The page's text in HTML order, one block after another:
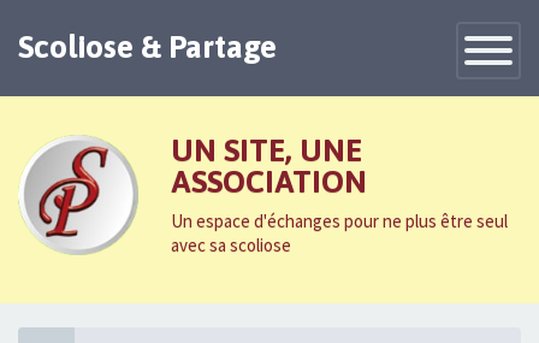
Toggle
Scoliose & Partage
UN SITE, UNE
ASSOCIATION
Un espace d'échanges pour ne plus être seul
avec sa scoliose